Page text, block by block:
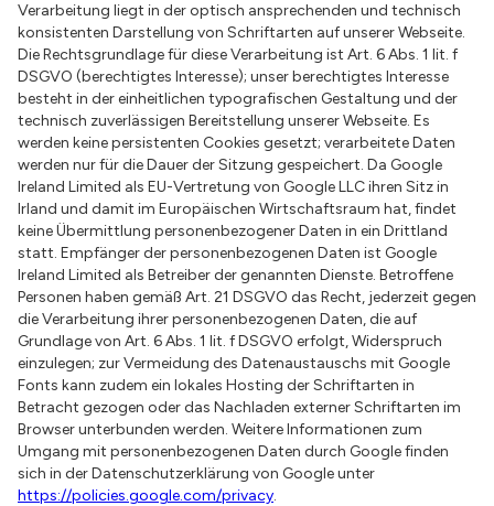
Verarbeitung liegt in der optisch ansprechenden und technisch
konsistenten Darstellung von Schriftarten auf unserer Webseite.
Die Rechtsgrundlage für diese Verarbeitung ist Art. 6 Abs. 1 lit. f
DSGVO (berechtigtes Interesse); unser berechtigtes Interesse
besteht in der einheitlichen typografischen Gestaltung und der
technisch zuverlässigen Bereitstellung unserer Webseite. Es
werden keine persistenten Cookies gesetzt; verarbeitete Daten
werden nur für die Dauer der Sitzung gespeichert. Da Google
Ireland Limited als EU-Vertretung von Google LLC ihren Sitz in
Irland und damit im Europäischen Wirtschaftsraum hat, findet
keine Übermittlung personenbezogener Daten in ein Drittland
statt. Empfänger der personenbezogenen Daten ist Google
Ireland Limited als Betreiber der genannten Dienste. Betroffene
Personen haben gemäß Art. 21 DSGVO das Recht, jederzeit gegen
die Verarbeitung ihrer personenbezogenen Daten, die auf
Grundlage von Art. 6 Abs. 1 lit. f DSGVO erfolgt, Widerspruch
einzulegen; zur Vermeidung des Datenaustauschs mit Google
Fonts kann zudem ein lokales Hosting der Schriftarten in
Betracht gezogen oder das Nachladen externer Schriftarten im
Browser unterbunden werden. Weitere Informationen zum
Umgang mit personenbezogenen Daten durch Google finden
sich in der Datenschutzerklärung von Google unter
https://policies.google.com/privacy.